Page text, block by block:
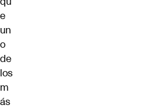
e
un
o
de
los
m
ás